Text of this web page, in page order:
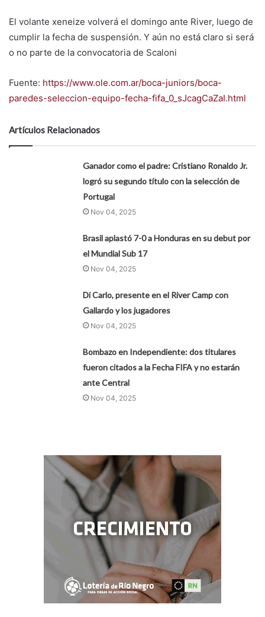
El volante xeneize volverá el domingo ante River, luego de
cumplir la fecha de suspensión. Y aún no está claro si será
o no parte de la convocatoria de Scaloni
Fuente: https://www.ole.com.ar/boca-juniors/boca-
paredes-seleccion-equipo-fecha-fifa_0_sJcagCaZaI.html
Artículos Relacionados
Ganador como el padre: Cristiano Ronaldo Jr.
logró su segundo título con la selección de
Portugal
Nov 04, 2025
Brasil aplastó 7-0 a Honduras en su debut por
el Mundial Sub 17
Nov 04, 2025
Di Carlo, presente en el River Camp con
Gallardo y los jugadores
Nov 04, 2025
Bombazo en Independiente: dos titulares
fueron citados a la Fecha FIFA y no estarán
ante Central
Nov 04, 2025